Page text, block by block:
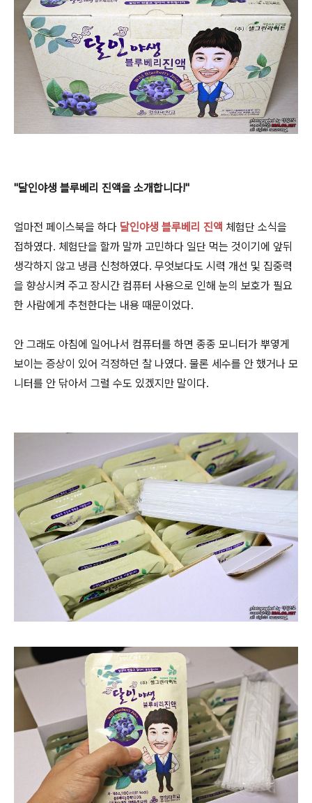
"달인야생 블루베리 진액을 소개합니다!"
얼마전 페이스북을 하다 달인야생 블루베리 진액 체험단 소식을
접하였다. 체험단을 할까 말까 고민하다 일단 먹는 것이기에 앞뒤
생각하지 않고 냉큼 신청하였다. 무엇보다도 시력 개선 및 집중력
을 향상시켜 주고 장시간 컴퓨터 사용으로 인해 눈의 보호가 필요
한 사람에게 추천한다는 내용 때문이었다.
안 그래도 아침에 일어나서 컴퓨터를 하면 종종 모니터가 뿌옇게
보이는 증상이 있어 걱정하던 찰 나였다. 물론 세수를 안 했거나 모
니터를 안 닦아서 그럴 수도 있겠지만 말이다.